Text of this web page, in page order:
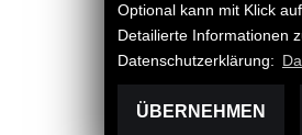
Optional kann mit Klick
Detailierte Informationen
Datenschutzerklärung:
ÜBERNEHMEN